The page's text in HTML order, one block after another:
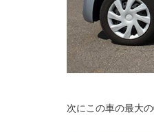
次にこの車の最大